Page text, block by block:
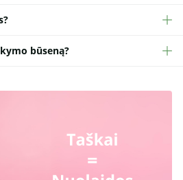
būseną?